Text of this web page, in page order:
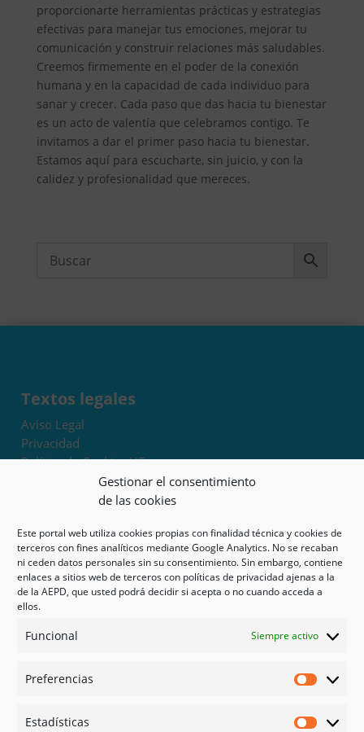
Gestionar el consentimiento
de las cookies
Este portal web utiliza cookies propias con finalidad técnica y cookies de
terceros con fines analíticos mediante Google Analytics. No se recaban
ni ceden datos personales sin su consentimiento. Sin embargo, contiene
enlaces a sitios web de terceros con políticas de privacidad ajenas a la
de la AEPD, que usted podrá decidir si acepta o no cuando acceda a
ellos.
Funcional Siempre activo
Preferencias
Estadísticas
proporcionarte herramientas prácticas y estrategias
efectivas para manejar tus emociones, mejorar tu
comunicación y construir relaciones más saludables.
Creemos firmemente en el poder de la conexión
humana y en la capacidad de cada individuo para
sanar y crecer. Cada paso que das hacia tu bienestar
es un acto de valentía que celebramos contigo. Te
invitamos a dar el primer paso hacia tu bienestar.
Estamos aquí para escucharte, sin juicio, y con la
calidez y profesionalidad que mereces.
Textos legales
Aviso Legal
Privacidad
Política de Cookies UE
Términos y condiciones
Exoneración de responsabilidad
Mapa del sitio
Mi cuenta
Tienda
Psicología en Murcia
Guías
Redes sociales
Instagram